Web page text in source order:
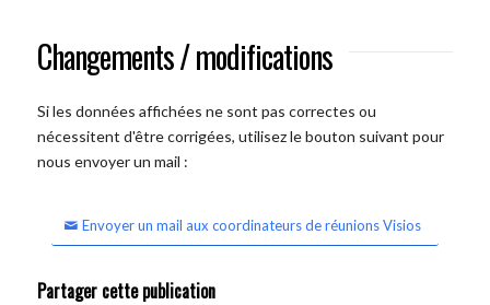
Changements / modifications
Si les données affichées ne sont pas correctes ou
nécessitent d'être corrigées, utilisez le bouton suivant pour
nous envoyer un mail :
Envoyer un mail aux coordinateurs de réunions Visios
Partager cette publication